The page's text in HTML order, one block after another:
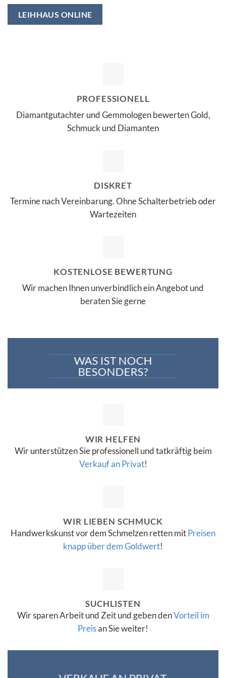
LEIHHAUS ONLINE
PROFESSIONELL
Diamantgutachter und Gemmologen bewerten Gold,
Schmuck und Diamanten
DISKRET
Termine nach Vereinbarung. Ohne Schalterbetrieb oder
Wartezeiten
KOSTENLOSE BEWERTUNG
Wir machen Ihnen unverbindlich ein Angebot und
beraten Sie gerne
WAS IST NOCH
BESONDERS?
WIR HELFEN
Wir unterstützen Sie professionell und tatkräftig beim
Verkauf an Privat!
WIR LIEBEN SCHMUCK
Handwerkskunst vor dem Schmelzen retten mitPreisen
knapp über dem Goldwert!
SUCHLISTEN
Wir sparen Arbeit und Zeit und geben denVorteil im
Preisan Sie weiter!